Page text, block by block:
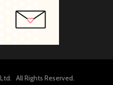
All Rights Reserved.